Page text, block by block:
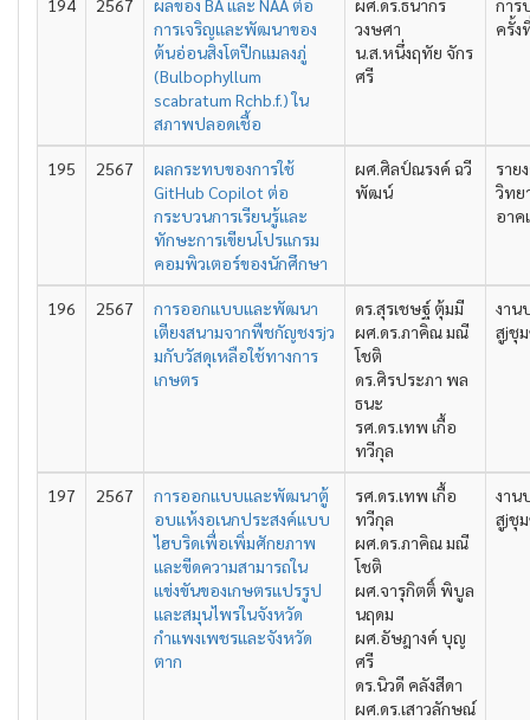
194 2567
ผลของ BA และ NAA ต่อ
การเจริญและพัฒนาของ
ต้นอ่อนสิงโตปีกแมลงภู่
(Bulbophyllum
scabratum Rchb.f.) ใน
สภาพปลอดเชื้อ
ผศ.ดร.ธนากร
วงษศา
น.ส.หนึ่งฤทัย จักร
ศรี
การ
ครั้ง
195 2567
ผลกระทบของการใช้
GitHub Copilot ต่อ
กระบวนการเรียนรู้และ
ทักษะการเขียนโปรแกรม
คอมพิวเตอร์ของนักศึกษา
ผศ.ศิลป์ณรงค์ ฉวี
พัฒน์
ราย
วิทย
อาค
196 2567
การออกแบบและพัฒนา
เตียงสนามจากพืชกัญชงรjว
มกับวัสดุเหลือใช้ทางการ
เกษตร
ดร.สุรเชษฐ์ ตุ้มมี
ผศ.ดร.ภาคิณ มณี
โชติ
ดร.ศิรประภา พล
ธนะ
รศ.ดร.เทพ เกื้อ
ทวีกุล
งาน
สูjชุ
197 2567
การออกแบบและพัฒนาตู้
อบแห้งอเนกประสงค์แบบ
ไฮบริดเพื่อเพิ่มศักยภาพ
และขีดความสามารถใน
แข่งขันของเกษตรแปรรูป
และสมุนไพรในจังหวัด
กำแพงเพชรและจังหวัด
ตาก
รศ.ดร.เทพ เกื้อ
ทวีกุล
ผศ.ดร.ภาคิณ มณี
โชติ
ผศ.จารุกิตติ์ พิบูล
นฤดม
ผศ.อัษฎางค์ บุญ
ศรี
ดร.นิวดี คลังสีดา
ผศ.ดร.เสาวลักษณ์
งาน
สูjชุ